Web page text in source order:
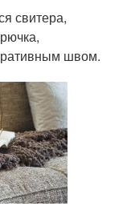
свитера,
швом.